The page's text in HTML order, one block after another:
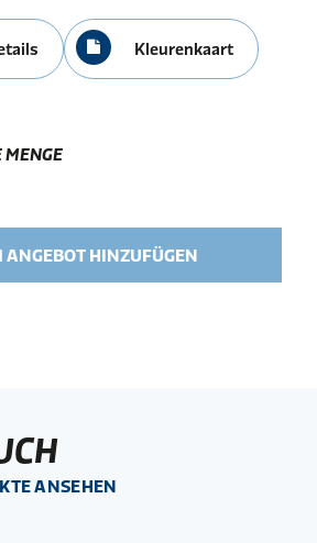
Kleurenkaart
ANGEBOT HINZUFÜGEN
ANSEHEN